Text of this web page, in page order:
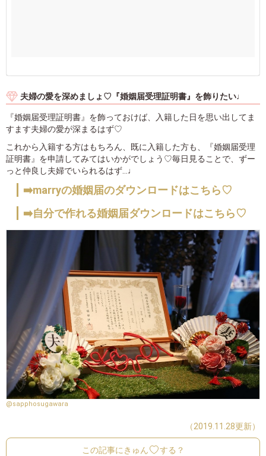
夫婦の愛を深めましょ♡『婚姻届受理証明書』を飾りたい♩
『婚姻届受理証明書』を飾っておけば、入籍した日を思い出してま
すます夫婦の愛が深まるはず♡
これから入籍する方はもちろん、既に入籍した方も、『婚姻届受理
証明書』を申請してみてはいかがでしょう♡毎日見ることで、ずー
っと仲良し夫婦でいられるはず…♩
➡️marryの婚姻届のダウンロードはこちら♡
➡️自分で作れる婚姻届ダウンロードはこちら♡
@sapphosugawara
（2019.11.28更新）
この記事にきゅん する？